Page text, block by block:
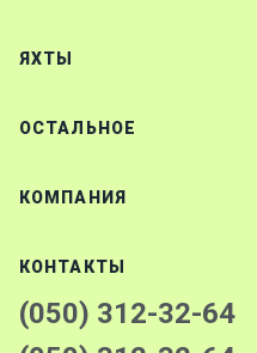
ЯХТЫ
ОСТАЛЬНОЕ
КОМПАНИЯ
КОНТАКТЫ
(050) 312-32-64